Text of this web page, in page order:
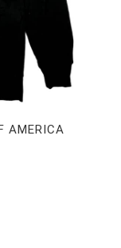
AMERICA